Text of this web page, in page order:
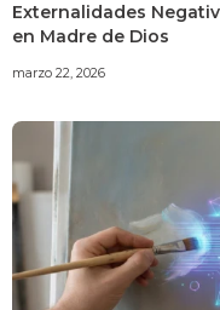
Externalidades
en Madre de Dios
marzo 22, 2026